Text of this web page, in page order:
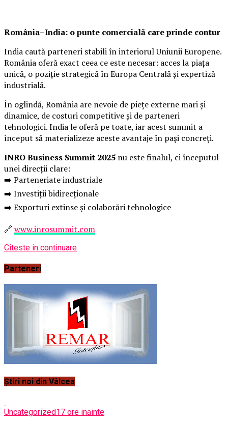
România–India: o punte comercială care prinde contur
India caută parteneri stabili în interiorul Uniunii Europene.
România oferă exact ceea ce este necesar: acces la piața
unică, o poziție strategică în Europa Centrală și expertiză
industrială.
În oglindă, România are nevoie de piețe externe mari și
dinamice, de costuri competitive și de parteneri
tehnologici. India le oferă pe toate, iar acest summit a
început să materializeze aceste avantaje în pași concreți.
INRO Business Summit 2025 nu este finalul, ci începutul
unei direcții clare:
➡️ Parteneriate industriale
➡️ Investiții bidirecționale
➡️ Exporturi extinse și colaborări tehnologice
🔗 www.inrosummit.com
Citeste in continuare
Parteneri
Știri noi din Vâlcea
Uncategorized17 ore inainte